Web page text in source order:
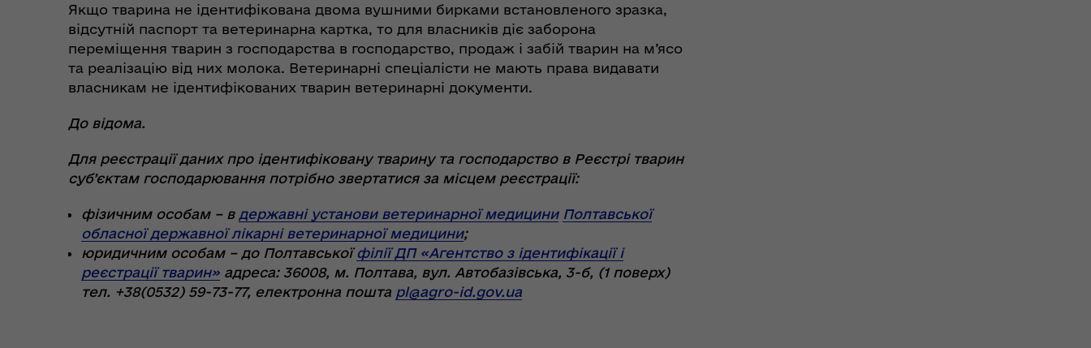
Якщо тварина не ідентифікована двома вушними бирками встановленого зразка,
відсутній паспорт та ветеринарна картка, то для власників діє заборона
переміщення тварин з господарства в господарство, продаж і забій тварин на м’ясо
та реалізацію від них молока. Ветеринарні спеціалісти не мають права видавати
власникам не ідентифікованих тварин ветеринарні документи.
До відома.
Для реєстрації даних про ідентифіковану тварину та господарство в Реєстрі тварин
суб’єктам господарювання потрібно звертатися за місцем реєстрації:
фізичним особам – в державні установи ветеринарної медицини Полтавської
обласної державної лікарні ветеринарної медицини;
юридичним особам – до Полтавської філії ДП «Агентство з ідентифікації і
реєстрації тварин» адреса: 36008, м. Полтава, вул. Автобазівська, 3-б, (1 поверх)
тел. +38(0532) 59-73-77, електронна пошта pl@agro-id.gov.ua